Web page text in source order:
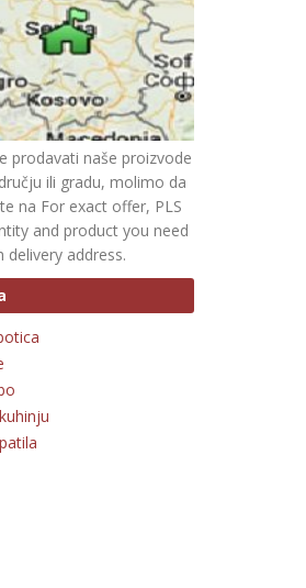
prodavati naše proizvode
ili gradu, molimo da
na For exact offer, PLS
and product you need
delivery address.